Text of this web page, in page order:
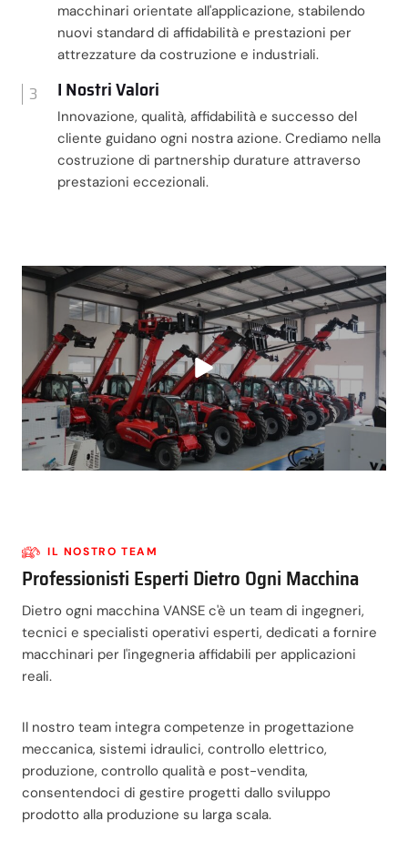
macchinari orientate all'applicazione, stabilendo
nuovi standard di affidabilità e prestazioni per
attrezzature da costruzione e industriali.
3 I Nostri Valori
Innovazione, qualità, affidabilità e successo del
cliente guidano ogni nostra azione. Crediamo nella
costruzione di partnership durature attraverso
prestazioni eccezionali.
IL NOSTRO TEAM
Professionisti Esperti Dietro Ogni Macchina
Dietro ogni macchina VANSE c'è un team di ingegneri,
tecnici e specialisti operativi esperti, dedicati a fornire
macchinari per l'ingegneria affidabili per applicazioni
reali.
Il nostro team integra competenze in progettazione
meccanica, sistemi idraulici, controllo elettrico,
produzione, controllo qualità e post-vendita,
consentendoci di gestire progetti dallo sviluppo
prodotto alla produzione su larga scala.